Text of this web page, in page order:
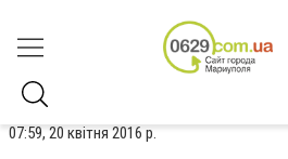
07:59, 20 квітня 2016 р.